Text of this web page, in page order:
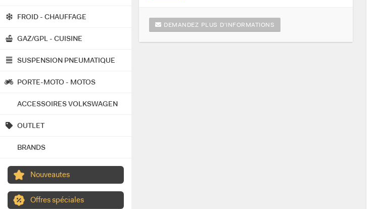
FROID - CHAUFFAGE
GAZ/GPL - CUISINE
SUSPENSION PNEUMATIQUE
PORTE-MOTO - MOTOS
ACCESSOIRES VOLKSWAGEN
OUTLET
BRANDS
Nouveautes
Offres spéciales
DEMANDEZ PLUS D'INFORMATIONS